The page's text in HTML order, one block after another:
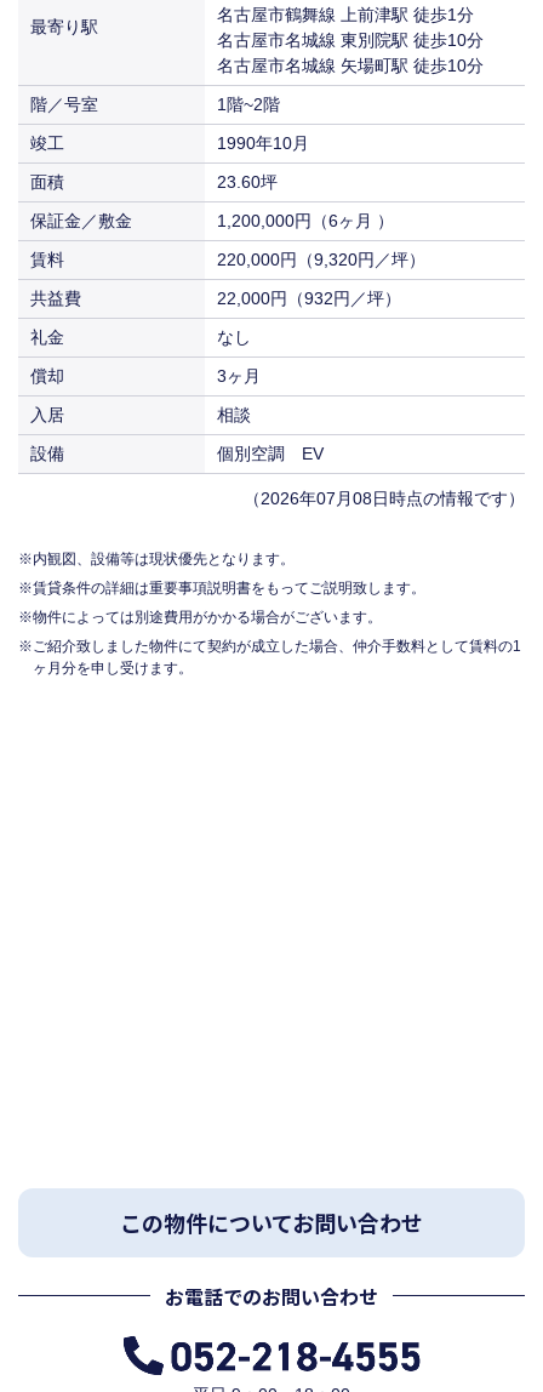
最寄り駅
名古屋市鶴舞線 上前津駅 徒歩1分
名古屋市名城線 東別院駅 徒歩10分
名古屋市名城線 矢場町駅 徒歩10分
階／号室
1階~2階
竣工
1990年10月
面積
23.60坪
保証金／敷金
1,200,000円（6ヶ月 ）
賃料
220,000円（9,320円／坪）
共益費
22,000円（932円／坪）
礼金
なし
償却
3ヶ月
入居
相談
設備
個別空調 EV
（2026年07月08日時点の情報です）
内観図、設備等は現状優先となります。
賃貸条件の詳細は重要事項説明書をもってご説明致します。
物件によっては別途費用がかかる場合がございます。
ご紹介致しました物件にて契約が成立した場合、仲介手数料として賃料の1
ヶ月分を申し受けます。
この物件についてお問い合わせ
お電話でのお問い合わせ